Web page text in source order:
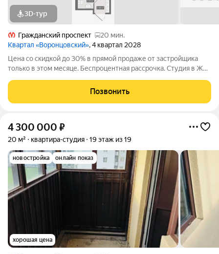
3D-тур
Гражданский проспект
20 мин.
Квартал «Воронцовский», 4 квартал 2028
Цена со скидкой до 30% в прямой продаже от застройщика
только в этом месяце. Беспроцентная рассрочка. Студия в ЖК
Без отделки. Квартал «Воронцовский» расположен в Новом
Девяткино, молодом и
Позвонить
4 300 000 ₽
20 м² квартира-студия 19 этаж из 19
новостройка онлайн показ
хорошая цена